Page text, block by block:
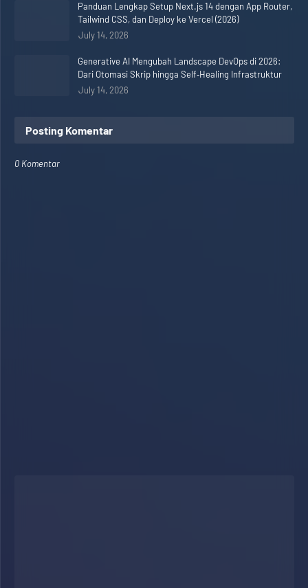
Panduan Lengkap Setup Next.js 14 dengan App Router,
Tailwind CSS, dan Deploy ke Vercel (2026)
July 14, 2026
Generative AI Mengubah Landscape DevOps di 2026:
Dari Otomasi Skrip hingga Self‑Healing Infrastruktur
July 14, 2026
Posting Komentar
0 Komentar